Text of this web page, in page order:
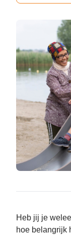
Heb jij je
hoe belangrijk